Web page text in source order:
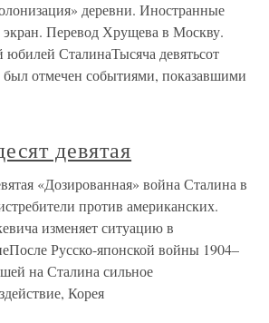
деревни. Иностранные
Перевод Хрущева в Москву.
юбилей СталинаТысяча девятьсот
был отмечен событиями, показавшими
девятая
«Дозированная» война Сталина в
против американских.
изменяет ситуацию в
Русско-японской войны 1904–
на Сталина сильное
Корея